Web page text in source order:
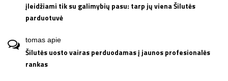
įleidžiami tik su galimybių pasu: tarp jų viena Šilutės
parduotuvė
tomas apie
Šilutės uosto vairas perduodamas į jaunos profesionalės
rankas